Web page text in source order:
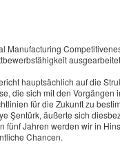
Manufacturing
hauptsächlich auf die
die sich mit den
für die Zukunft zu
Şentürk, äußerte sich
fünf Jahren werden wir in
Chancen.